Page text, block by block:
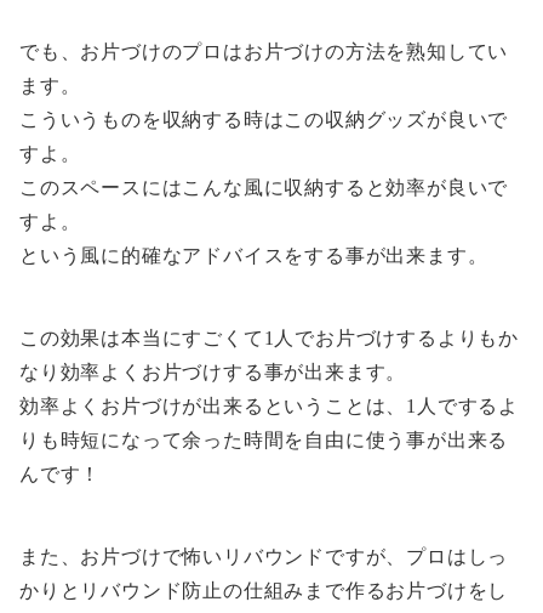
でも、お片づけのプロはお片づけの方法を熟知してい
ます。
こういうものを収納する時はこの収納グッズが良いで
すよ。
このスペースにはこんな風に収納すると効率が良いで
すよ。
という風に的確なアドバイスをする事が出来ます。
この効果は本当にすごくて1人でお片づけするよりもか
なり効率よくお片づけする事が出来ます。
効率よくお片づけが出来るということは、1人でするよ
りも時短になって余った時間を自由に使う事が出来る
んです！
また、お片づけで怖いリバウンドですが、プロはしっ
かりとリバウンド防止の仕組みまで作るお片づけをし